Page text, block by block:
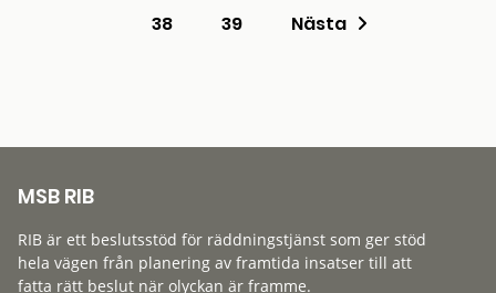
38
39 Nästa
MSB RIB
RIB är ett beslutsstöd för räddningstjänst som ger stöd
hela vägen från planering av framtida insatser till att
fatta rätt beslut när olyckan är framme.